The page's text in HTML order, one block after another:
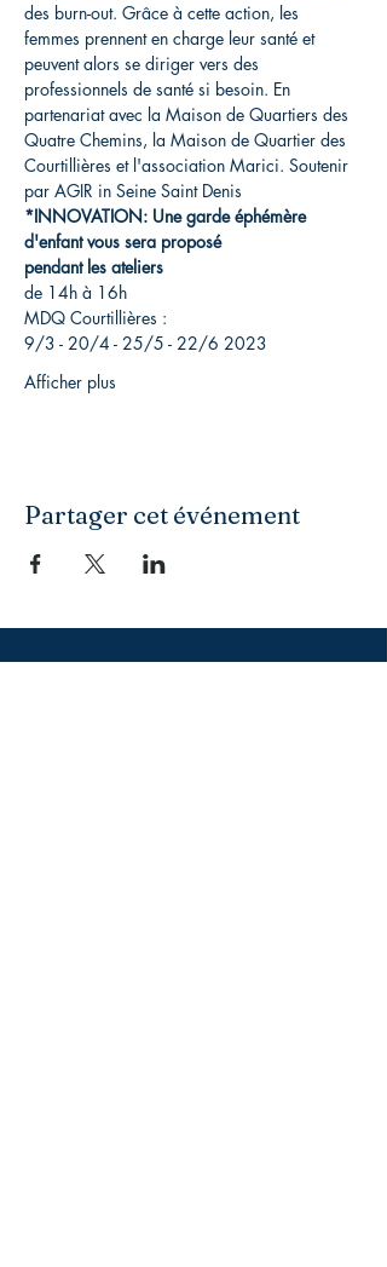
des burn-out. Grâce à cette action, les
femmes prennent en charge leur santé et
peuvent alors se diriger vers des
professionnels de santé si besoin. En
partenariat avec la Maison de Quartiers des
Quatre Chemins, la Maison de Quartier des
Courtillières et l'association Marici. Soutenir
par AGIR in Seine Saint Denis
*INNOVATION: Une garde éphémère
d'enfant vous sera proposé
pendant les ateliers
de 14h à 16h
MDQ Courtillières :
9/3 - 20/4 - 25/5 - 22/6 2023
Afficher plus
Partager cet événement